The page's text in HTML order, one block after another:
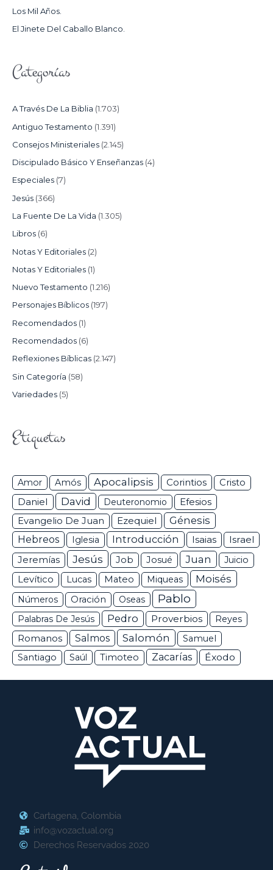
:Los Mil Años.
El Jinete Del Caballo Blanco.
Categorías
A Través De La Biblia (1.703)
Antiguo Testamento (1.391)
Consejos Ministeriales (2.145)
Discipulado Básico Y Enseñanzas (4)
Especiales (7)
Jesús (366)
La Fuente De La Vida (1.305)
Libros (6)
Notas Y Editoriales (2)
Notas Y Editoriales (1)
Nuevo Testamento (1.216)
Personajes Bíblicos (197)
Recomendados (1)
Recomendados (6)
Reflexiones Bíblicas (2.147)
Sin Categoría (58)
Variedades (5)
Etiquetas
Amor Amós Apocalipsis Corintios Cristo
Daniel David Deuteronomio Efesios
Evangelio De Juan Ezequiel
Génesis
Hebreos
Iglesia Introducción Isaias Israel
Jeremías Jesús Job Josué Juan
Juicio
Levítico
Lucas Mateo Miqueas Moisés
Números Oración Oseas Pablo
Palabras De Jesús Pedro Proverbios Reyes
Romanos Salmos Salomón
Samuel
Santiago
Saúl Timoteo Zacarías Éxodo
Cartagena, Colombia
info@vozactual.org
Derechos Reservados 2020